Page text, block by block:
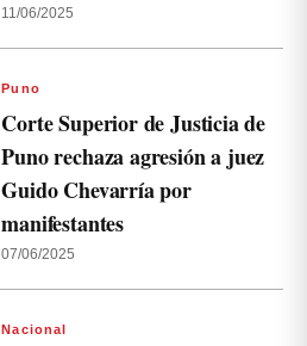
11/06/2025
Puno
Corte Superior de Justicia de
Puno rechaza agresión a juez
Guido Chevarría por
manifestantes
07/06/2025
Nacional